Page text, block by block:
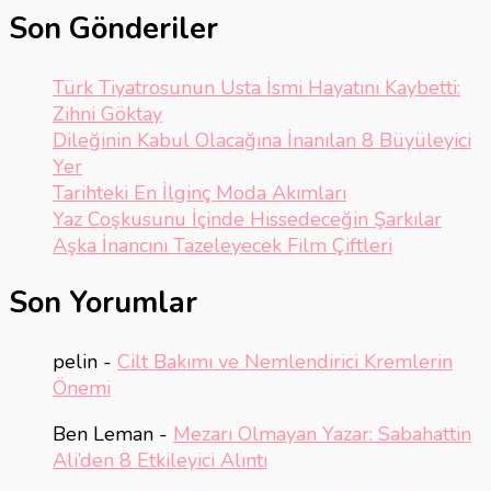
Son Gönderiler
Türk Tiyatrosunun Usta İsmi Hayatını Kaybetti:
Zihni Göktay
Dileğinin Kabul Olacağına İnanılan 8 Büyüleyici
Yer
Tarihteki En İlginç Moda Akımları
Yaz Coşkusunu İçinde Hissedeceğin Şarkılar
Aşka İnancını Tazeleyecek Film Çiftleri
Son Yorumlar
pelin - Cilt Bakımı ve Nemlendirici Kremlerin
Önemi
Ben Leman - Mezarı Olmayan Yazar: Sabahattin
Ali’den 8 Etkileyici Alıntı